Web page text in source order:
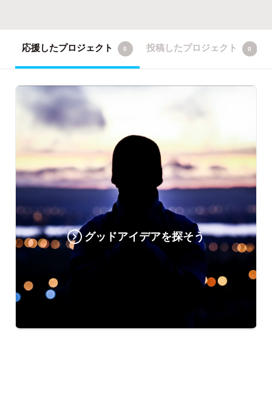
応援したプロジェクト 0 投稿したプロジェクト 0
グッドアイデアを探そう